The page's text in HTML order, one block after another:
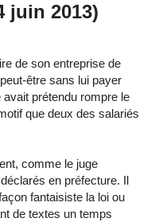
juin 2013)
de son entreprise de
être sans lui payer
prétendu rompre le
que deux des salariés
comme le juge
en préfecture. Il
fantaisiste la loi ou
de textes un temps